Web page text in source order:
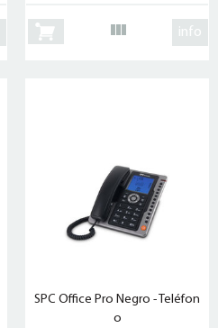
info
SPC Office Pro Negro - Teléfon
o